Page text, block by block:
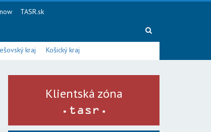
TASR.sk
kraj Košický kraj
Klientská zóna